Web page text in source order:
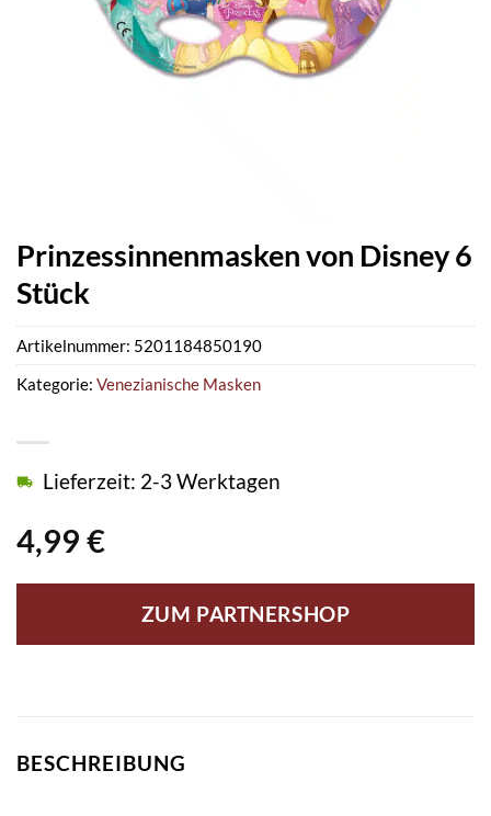
Prinzessinnenmasken von Disney 6
Stück
4,99 €
Lieferzeit: 2-3 Werktagen
ZUM PARTNERSHOP
Artikelnummer: 5201184850190
Kategorie: Venezianische Masken
BESCHREIBUNG